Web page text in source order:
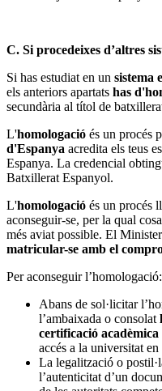
C. Si procedeixes d’altres
Si has estudiat en un sistema
els anteriors apartats has
secundària al títol de
L'homologació és un procés
d'Espanya acredita els teus
Espanya. La credencial
Batxillerat Espanyol.
L'homologació és un procés
aconseguir-se, per la qual
més aviat possible. El
matricular-se amb el
Per aconseguir l’homologació:
Abans de sol·licitar
l’ambaixada o consolat
certificació
accés a la universitat
La legalització o
l’autenticitat d’un